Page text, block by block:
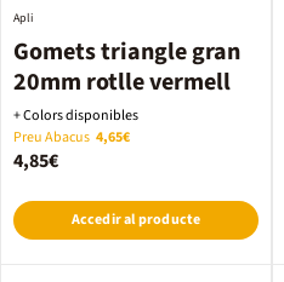
Gomets triangle gran
20mm rotlle vermell
Apli
+ Colors disponibles
Preu Abacus 4,65€
4,85€
Accedir al producte